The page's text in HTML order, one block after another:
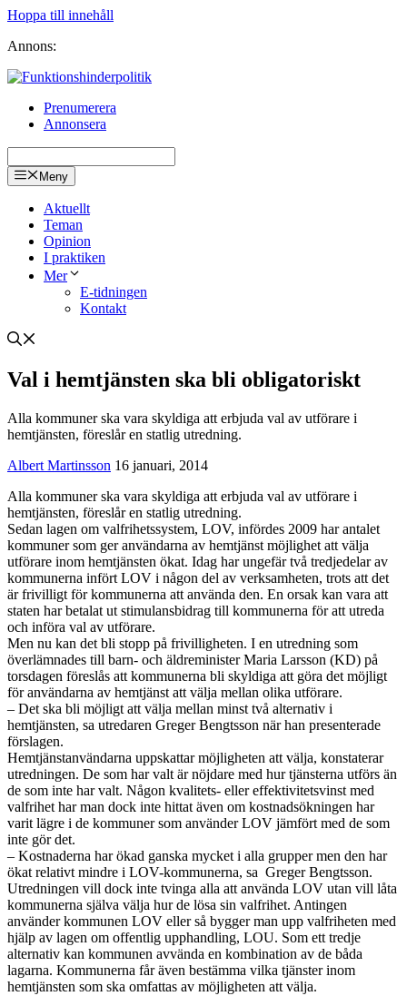
Hoppa till innehåll
Annons:
Prenumerera
Annonsera
Meny
Aktuellt
Teman
Opinion
I praktiken
Mer
E-tidningen
Kontakt
Val i hemtjänsten ska bli obligatoriskt
Alla kommuner ska vara skyldiga att erbjuda val av utförare i
hemtjänsten, föreslår en statlig utredning.
Albert Martinsson 16 januari, 2014
Alla kommuner ska vara skyldiga att erbjuda val av utförare i
hemtjänsten, föreslår en statlig utredning.
Sedan lagen om valfrihetssystem, LOV, infördes 2009 har antalet
kommuner som ger användarna av hemtjänst möjlighet att välja
utförare inom hemtjänsten ökat. Idag har ungefär två tredjedelar av
kommunerna infört LOV i någon del av verksamheten, trots att det
är frivilligt för kommunerna att använda den. En orsak kan vara att
staten har betalat ut stimulansbidrag till kommunerna för att utreda
och införa val av utförare.
Men nu kan det bli stopp på frivilligheten. I en utredning som
överlämnades till barn- och äldreminister Maria Larsson (KD) på
torsdagen föreslås att kommunerna bli skyldiga att göra det möjligt
för användarna av hemtjänst att välja mellan olika utförare.
– Det ska bli möjligt att välja mellan minst två alternativ i
hemtjänsten, sa utredaren Greger Bengtsson när han presenterade
förslagen.
Hemtjänstanvändarna uppskattar möjligheten att välja, konstaterar
utredningen. De som har valt är nöjdare med hur tjänsterna utförs än
de som inte har valt. Någon kvalitets- eller effektivitetsvinst med
valfrihet har man dock inte hittat även om kostnadsökningen har
varit lägre i de kommuner som använder LOV jämfört med de som
inte gör det.
– Kostnaderna har ökad ganska mycket i alla grupper men den har
ökat relativt mindre i LOV-kommunerna, sa Greger Bengtsson.
Utredningen vill dock inte tvinga alla att använda LOV utan vill låta
kommunerna själva välja hur de lösa sin valfrihet. Antingen
använder kommunen LOV eller så bygger man upp valfriheten med
hjälp av lagen om offentlig upphandling, LOU. Som ett tredje
alternativ kan kommunen avvända en kombination av de båda
lagarna. Kommunerna får även bestämma vilka tjänster inom
hemtjänsten som ska omfattas av möjligheten att välja.